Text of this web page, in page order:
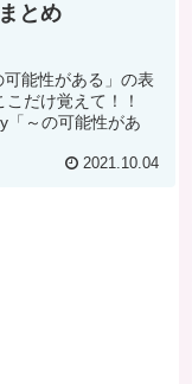
とめ
能性がある」の表
だけ覚えて！！
～の可能性があ
2021.10.04